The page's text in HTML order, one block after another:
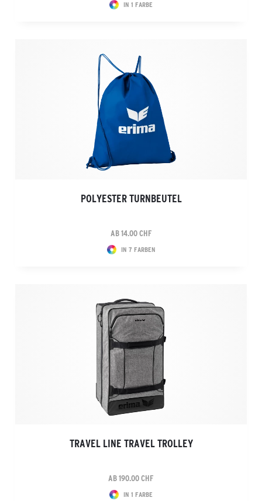
IN 1 FARBE
POLYESTER TURNBEUTEL
AB 14.00 CHF
IN 7 FARBEN
TRAVEL LINE TRAVEL TROLLEY
AB 190.00 CHF
IN 1 FARBE